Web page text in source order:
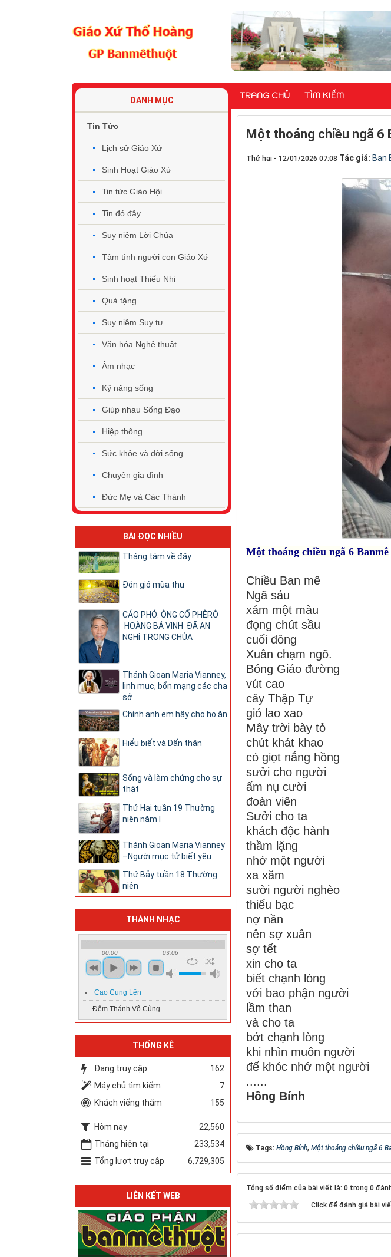
TRANG CHỦ TÌM KIẾM
Một thoáng chiều ngã 6
Thứ hai - 12/01/2026 07:08 Tác giả: Ban
Một thoáng chiều ngã 6 Banmê
Chiều Ban mê
Ngã sáu
xám một màu
đọng chút sầu
cuối đông
Xuân chạm ngõ.
Bóng Giáo đường
vút cao
cây Thập Tự
gió lao xao
Mây trời bày tỏ
chút khát khao
có giọt nắng hồng
sưởi cho người
ấm nụ cười
đoàn viên
Sưởi cho ta
khách độc hành
thầm lặng
nhớ một người
xa xăm
sười người nghèo
thiếu bạc
nợ nần
nên sợ xuân
sợ tết
xin cho ta
biết chạnh lòng
với bao phận người
lầm than
và cho ta
bớt chạnh lòng
khi nhìn muôn người
để khóc nhớ một người
......
Hồng Bính
Tags: Hồng Bính, Một thoáng chiều ngã 6
Tổng số điểm của bài viết là: 0 trong 0
Click để đánh giá bài
DANH MỤC
Tin Tức
Lịch sử Giáo Xứ
Sinh Hoạt Giáo Xứ
Tin tức Giáo Hội
Tin đó đây
Suy niệm Lời Chúa
Tâm tình người con Giáo Xứ
Sinh hoạt Thiếu Nhi
Quà tặng
Suy niệm Suy tư
Văn hóa Nghệ thuật
Âm nhạc
Kỹ năng sống
Giúp nhau Sống Đạo
Hiệp thông
Sức khỏe và đời sống
Chuyện gia đình
Đức Mẹ và Các Thánh
BÀI ĐỌC NHIỀU
Tháng tám về đây
Đón gió mùa thu
CÁO PHÓ: ÔNG CỐ PHÊRÔ
HOÀNG BÁ VINH ĐÃ AN
NGHỉ TRONG CHÚA
Thánh Gioan Maria Vianney,
linh mục, bổn mạng các cha
sở
Chính anh em hãy cho họ ăn
Hiểu biết và Dấn thân
Sống và làm chứng cho sự
thật
Thứ Hai tuần 19 Thường
niên năm I
Thánh Gioan Maria Vianney
–Người mục tử biết yêu
Thứ Bảy tuần 18 Thường
niên
THÁNH NHẠC
00:00 03:06
Cao Cung Lên
Đêm Thánh Vô Cùng
THỐNG KÊ
Đang truy cập
162
Máy chủ tìm kiếm
7
Khách viếng thăm
155
Hôm nay
22,560
Tháng hiện tại
233,534
Tổng lượt truy cập
6,729,305
LIÊN KẾT WEB